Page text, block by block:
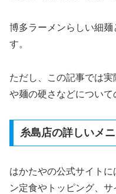
博多ラーメンらしい細
す。
ただし、この記事では
や麺の硬さなどについて
糸島店の詳しいメ
はかたやの公式サイト
ン定食やトッピング、